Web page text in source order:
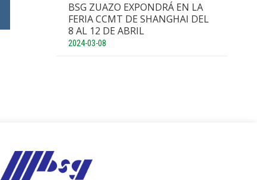
BSG ZUAZO EXPONDRÁ EN LA
FERIA CCMT DE SHANGHAI DEL
8 AL 12 DE ABRIL
2024-03-08